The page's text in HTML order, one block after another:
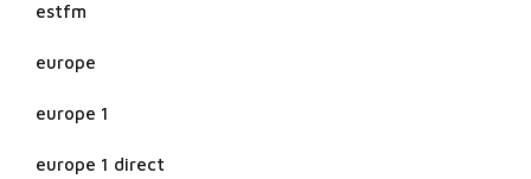
estfm
europe
europe 1
europe 1 direct